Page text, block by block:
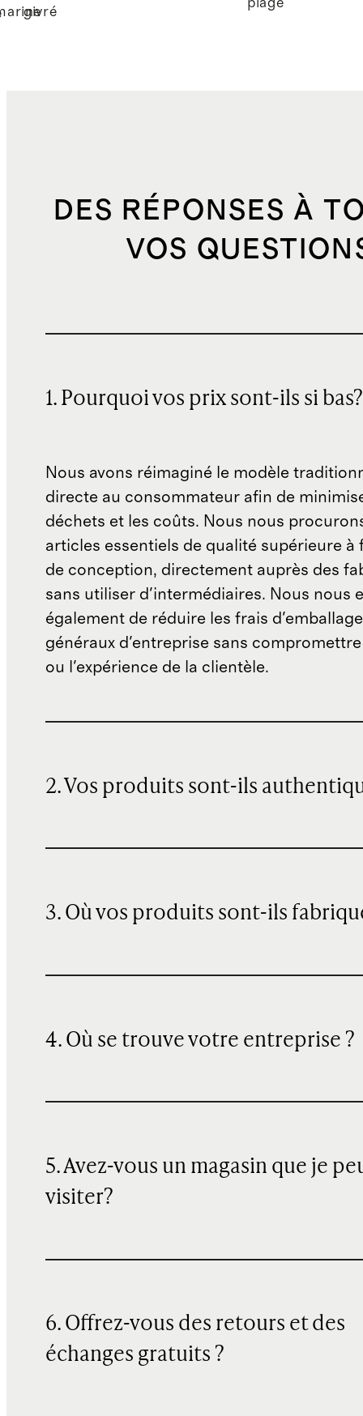
givré
plage
DES RÉPONSES À
VOS
1. Pourquoi vos prix sont-ils si bas?
Nous avons réimaginé le modèle
directe au consommateur afin de
déchets et les coûts. Nous nous
articles essentiels de qualité supérieure à
de conception, directement auprès des
sans utiliser d'intermédiaires. Nous nous
également de réduire les frais
généraux d'entreprise sans
ou l'expérience de la clientèle.
2. Vos produits sont-ils
3. Où vos produits sont-ils
4. Où se trouve votre entreprise ?
5. Avez-vous un magasin que je
visiter?
6. Offrez-vous des retours et des
échanges gratuits ?